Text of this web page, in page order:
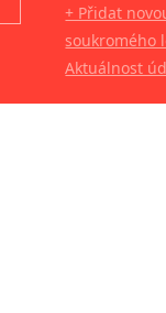
+ Přidat
soukromého
Aktuálnost